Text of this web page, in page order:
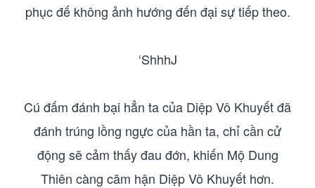
phục đế không ảnh hướng đến đại sự tiếp theo.
‘ShhhJ
Cú đấm đánh bại hẳn ta của Diệp Vô Khuyết đã
đánh trúng lồng ngực của hần ta, chỉ cần cử
động sẽ cảm thấy đau đớn, khiến Mộ Dung
Thiên càng căm hận Diệp Vô Khuyết hơn.